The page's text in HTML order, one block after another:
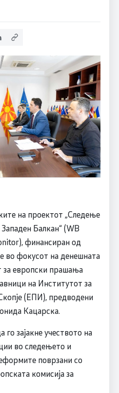
на проектот „Следење
Балкан“ (WB
финансиран од
во фокусот на денешната
за европски прашања
на Институтот за
(ЕПИ), предводени
Кацарска.
го зајакне учеството на
во следењето и
поврзани со
комисија за